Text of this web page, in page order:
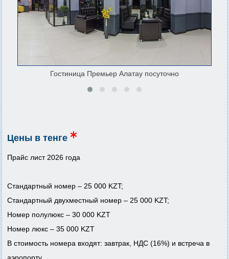
Гостиница Премьер Алатау посуточно
Цены в тенге
Прайс лист 2026 года
Стандартный номер – 25 000 KZT;
Стандартный двухместный номер – 25 000 KZT;
Номер полулюкс – 30 000 KZT
Номер люкс – 35 000 KZT
В стоимость номера входят: завтрак, НДС (16%) и встреча в